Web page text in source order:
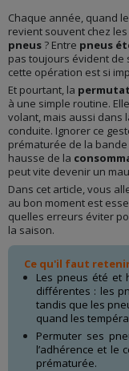
Chaque année, quand
revient souvent chez
pneus ? Entre pneus
pas toujours évident de
cette opération est si
Et pourtant, la
à une simple routine.
volant, mais aussi dans
conduite. Ignorer ce
prématurée de la
hausse de la
peut vite devenir un
Dans cet article, vous
au bon moment est
quelles erreurs éviter
la saison.
Ce qu'il faut
Les pneus été et
différentes : les
tandis que les
quand les
Permuter ses
l’adhérence et le
prématurée.